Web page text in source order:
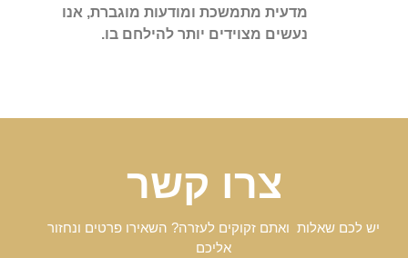
מדעית מתמשכת ומודעות מוגברת, אנו
נעשים מצוידים יותר להילחם בו.
צרו קשר
יש לכם שאלות ואתם זקוקים לעזרה? השאירו פרטים ונחזור
אליכם